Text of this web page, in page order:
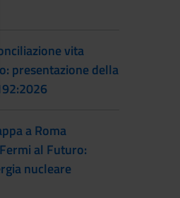
vita
presentazione della
a Roma
al Futuro:
nucleare